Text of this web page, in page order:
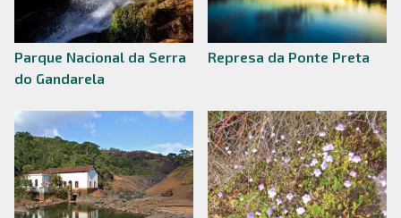
Parque Nacional da Serra
do Gandarela
Represa da Ponte Preta